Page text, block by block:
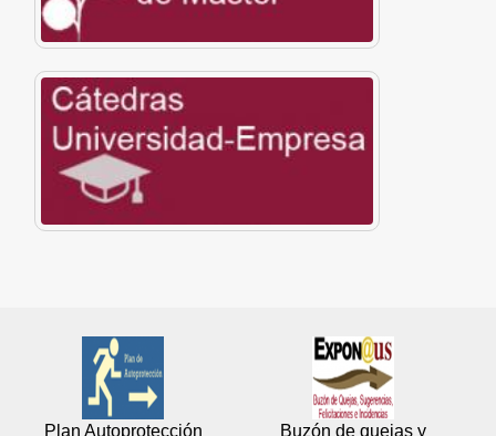
Plan Autoprotección
Buzón de quejas y